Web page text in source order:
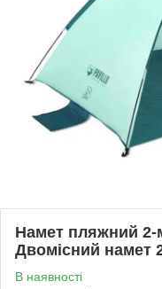
Намет пляжний 2-
Двомісний намет
В наявності